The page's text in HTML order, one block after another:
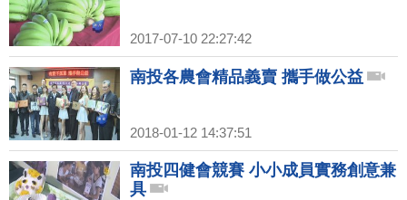
2017-07-10 22:27:42
南投各農會精品義賣 攜手做公益
2018-01-12 14:37:51
南投四健會競賽 小小成員實務創意兼
具